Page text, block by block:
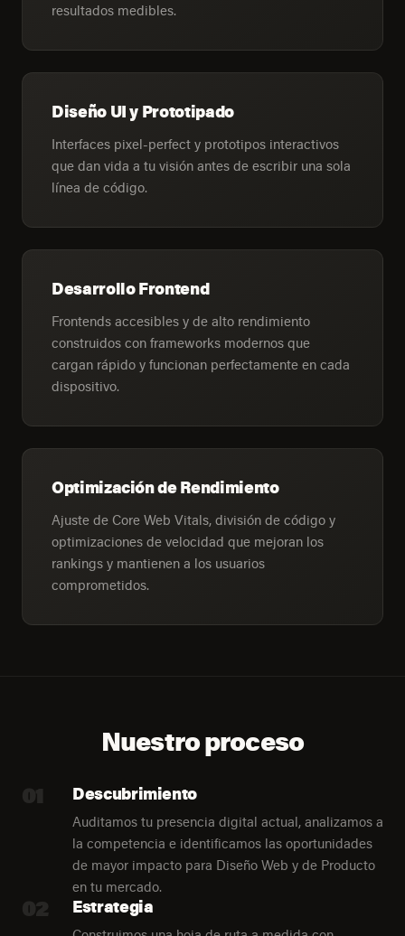
resultados medibles.
Diseño UI y Prototipado
Interfaces pixel-perfect y prototipos interactivos
que dan vida a tu visión antes de escribir una sola
línea de código.
Desarrollo Frontend
Frontends accesibles y de alto rendimiento
construidos con frameworks modernos que
cargan rápido y funcionan perfectamente en cada
dispositivo.
Optimización de Rendimiento
Ajuste de Core Web Vitals, división de código y
optimizaciones de velocidad que mejoran los
rankings y mantienen a los usuarios
comprometidos.
Nuestro proceso
01 Descubrimiento
Auditamos tu presencia digital actual, analizamos a
la competencia e identificamos las oportunidades
de mayor impacto para Diseño Web y de Producto
en tu mercado.
Estrategia